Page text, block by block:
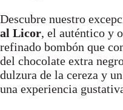
Descubre nuestro
al Licor, el auténtico y
refinado bombón que
del chocolate extra
dulzura de la cereza y
una experiencia